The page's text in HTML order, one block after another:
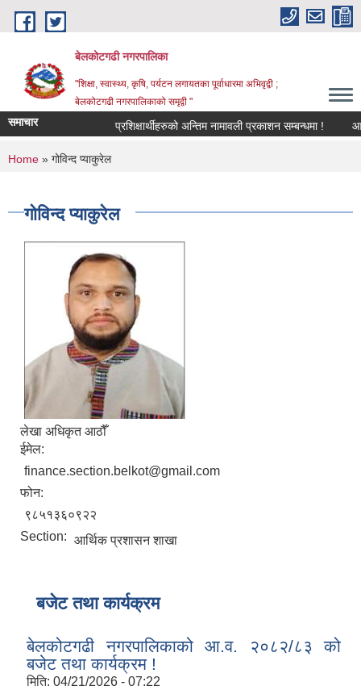
Skip to main content
बेलकोटगढी नगरपालिका
"शिक्षा, स्वास्थ्य, कृषि, पर्यटन लगायतका पूर्वाधारमा अभिवृद्वी ;
बेलकोटगढी नगरपालिकाको समृद्वी "
समाचार प्रशिक्षार्थीहरुको अन्तिम नामावली प्रकाशन सम्बन्धमा ! आ.व.
You are here
Home » गोविन्द प्याकुरेल
गोविन्द प्याकुरेल
लेखा अधिकृत आठौँ
ईमेल:
finance.section.belkot@gmail.com
फोन:
९८५१३६०९२२
Section: आर्थिक प्रशासन शाखा
बजेट तथा कार्यक्रम
बेलकोटगढी नगरपालिकाको आ.व. २०८२/८३ को
बजेट तथा कार्यक्रम !
मिति: 04/21/2026 - 07:22